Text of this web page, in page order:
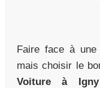
Faire face à une
mais choisir le
Voiture à Igny